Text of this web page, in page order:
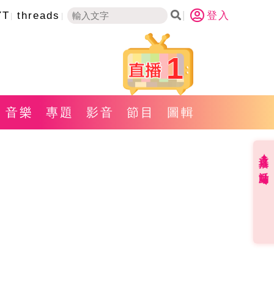
threads 登入
1
音樂 專題 影音 節目 圖輯
直播✦活動